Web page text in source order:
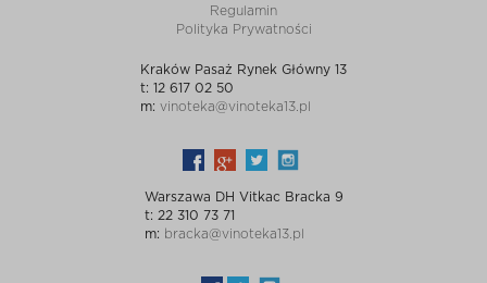
Regulamin
Polityka Prywatności
Kraków Pasaż Rynek Główny 13
t: 12 617 02 50
m: vinoteka@vinoteka13.pl
Warszawa DH Vitkac Bracka 9
t: 22 310 73 71
m: bracka@vinoteka13.pl